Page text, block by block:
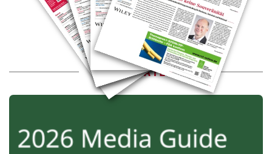
MEDIADATEN